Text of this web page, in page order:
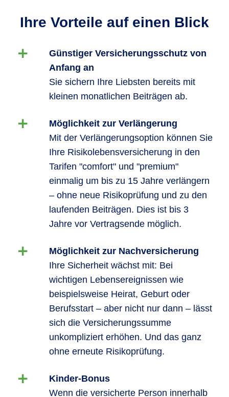
Ihre Vorteile auf einen Blick
Günstiger Versicherungsschutz von
Anfang an
Sie sichern Ihre Liebsten bereits mit
kleinen monatlichen Beiträgen ab.
Möglichkeit zur Verlängerung
Mit der Verlängerungsoption können Sie
Ihre Risikolebensversicherung in den
Tarifen "comfort" und "premium"
einmalig um bis zu 15 Jahre verlängern
– ohne neue Risikoprüfung und zu den
laufenden Beiträgen. Dies ist bis 3
Jahre vor Vertragsende möglich.
Möglichkeit zur Nachversicherung
Ihre Sicherheit wächst mit: Bei
wichtigen Lebensereignissen wie
beispielsweise Heirat, Geburt oder
Berufsstart – aber nicht nur dann – lässt
sich die Versicherungssumme
unkompliziert erhöhen. Und das ganz
ohne erneute Risikoprüfung.
Kinder-Bonus
Wenn die versicherte Person innerhalb